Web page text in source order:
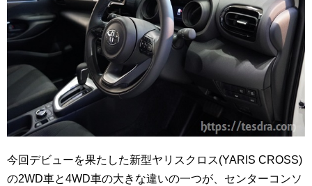
今回デビューを果たした新型ヤリスクロス(YARIS CROSS)
の2WD車と4WD車の大きな違いの一つが、センターコンソ